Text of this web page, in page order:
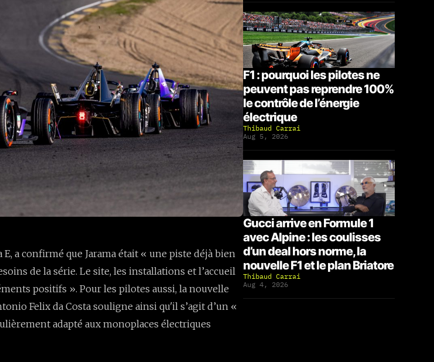
E, a confirmé que Jarama était « une piste déjà bien
de la série. Le site, les installations et l’accueil
positifs ». Pour les pilotes aussi, la nouvelle
Felix da Costa souligne ainsi qu'il s’agit d’un «
adapté aux monoplaces électriques
F1 : pourquoi les pilotes ne
peuvent pas reprendre 100%
le contrôle de l’énergie
électrique
Thibaud Carrai
Aug 5, 2026
Gucci arrive en Formule 1
avec Alpine : les coulisses
d’un deal hors norme, la
nouvelle F1 et le plan Briatore
Thibaud Carrai
Aug 4, 2026